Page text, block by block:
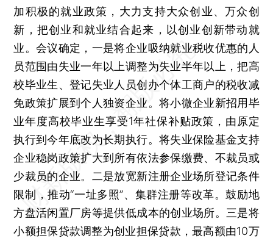
加积极的就业政策，大力支持大众创业、万众创
新，把创业和就业结合起来，以创业创新带动就
业。会议确定，一是将企业吸纳就业税收优惠的人
员范围由失业一年以上调整为失业半年以上，把高
校毕业生、登记失业人员创办个体工商户的税收减
免政策扩展到个人独资企业。将小微企业新招用毕
业年度高校毕业生享受1年社保补贴政策，由原定
执行到今年底改为长期执行。将失业保险基金支持
企业稳岗政策扩大到所有依法参保缴费、不裁员或
少裁员的企业。二是放宽新注册企业场所登记条件
限制，推动“一址多照”、集群注册等改革。鼓励地
方盘活闲置厂房等提供低成本的创业场所。三是将
小额担保贷款调整为创业担保贷款，最高额由10万